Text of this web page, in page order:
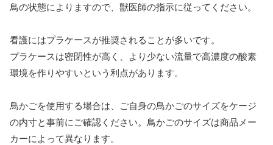
鳥の状態によりますので、獣医師の指示に従ってください。
看護にはプラケースが推奨されることが多いです。
プラケースは密閉性が高く、より少ない流量で高濃度の酸素
環境を作りやすいという利点があります。
鳥かごを使用する場合は、ご自身の鳥かごのサイズをケージ
の内寸と事前にご確認ください。鳥かごのサイズは商品メー
カーによって異なります。